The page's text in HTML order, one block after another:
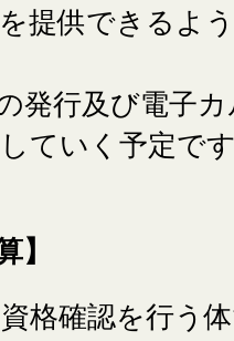
提供できるよ
発行及び電子
ていく予定で
】
格確認を行う